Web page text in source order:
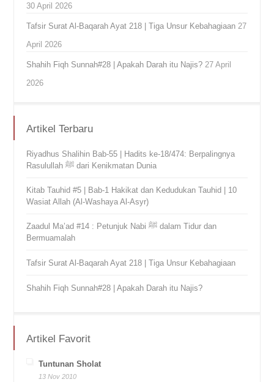
30 April 2026
Tafsir Surat Al-Baqarah Ayat 218 | Tiga Unsur Kebahagiaan 27
April 2026
Shahih Fiqh Sunnah#28 | Apakah Darah itu Najis? 27 April
2026
Artikel Terbaru
Riyadhus Shalihin Bab-55 | Hadits ke-18/474: Berpalingnya
Rasulullah ﷺ dari Kenikmatan Dunia
Kitab Tauhid #5 | Bab-1 Hakikat dan Kedudukan Tauhid | 10
Wasiat Allah (Al-Washaya Al-Asyr)
Zaadul Ma’ad #14 : Petunjuk Nabi ﷺ dalam Tidur dan
Bermuamalah
Tafsir Surat Al-Baqarah Ayat 218 | Tiga Unsur Kebahagiaan
Shahih Fiqh Sunnah#28 | Apakah Darah itu Najis?
Artikel Favorit
Tuntunan Sholat
13 Nov 2010